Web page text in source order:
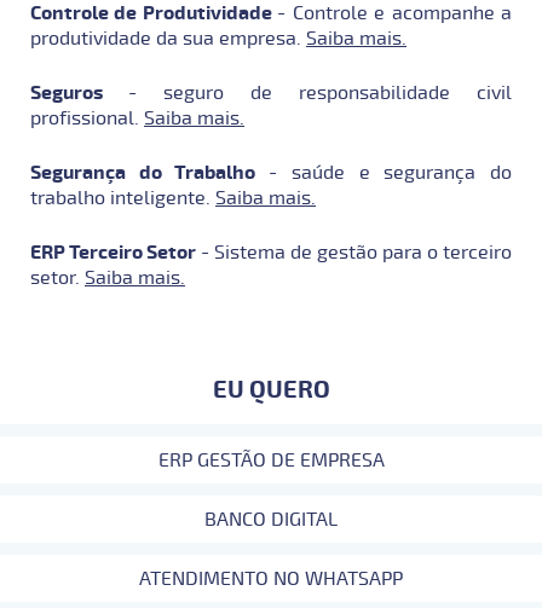
Controle de Produtividade - Controle e acompanhe a
produtividade da sua empresa. Saiba mais.
Seguros - seguro de responsabilidade civil
profissional. Saiba mais.
Segurança do Trabalho - saúde e segurança do
trabalho inteligente. Saiba mais.
ERP Terceiro Setor - Sistema de gestão para o terceiro
setor. Saiba mais.
EU QUERO
ERP GESTÃO DE EMPRESA
BANCO DIGITAL
ATENDIMENTO NO WHATSAPP